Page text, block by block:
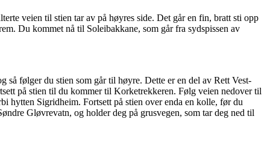
veien til stien tar av på høyres side. Det går en fin, bratt sti opp
Du kommet nå til Soleibakkane, som går fra sydspissen av
følger du stien som går til høyre. Dette er en del av Rett Vest-
på stien til du kommer til Korketrekkeren. Følg veien nedover til
hytten Sigridheim. Fortsett på stien over enda en kolle, før du
Gløvrevatn, og holder deg på grusvegen, som tar deg ned til